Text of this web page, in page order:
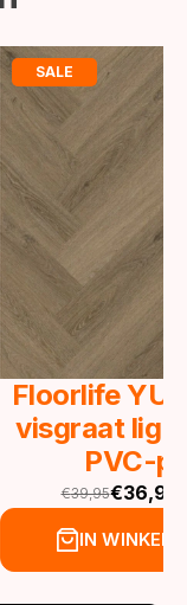
SALE
Floorlife
visgraat
PVC-
€39,95
prijs
€36,95
Huidige
prijs
IN